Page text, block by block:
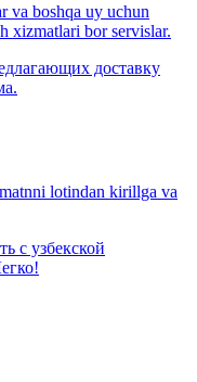
va boshqa uy uchun
xizmatlari bor servislar.
доставку
lotindan kirillga va
с узбекской